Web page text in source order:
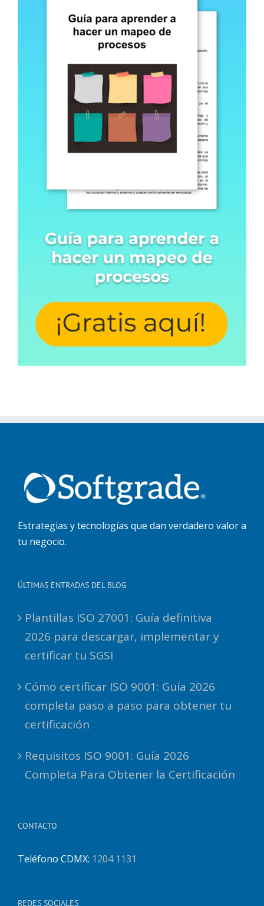
Estrategias y tecnologías que dan verdadero valor a
tu negocio.
ÚLTIMAS ENTRADAS DEL BLOG
Plantillas ISO 27001: Guía definitiva
2026 para descargar, implementar y
certificar tu SGSI
Cómo certificar ISO 9001: Guía 2026
completa paso a paso para obtener tu
certificación
Requisitos ISO 9001: Guía 2026
Completa Para Obtener la Certificación
CONTACTO
Teléfono CDMX: 1204 1131
REDES SOCIALES